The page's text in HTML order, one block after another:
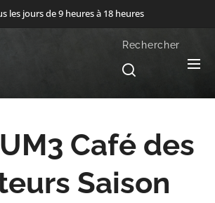
les jours de 9 heures à 18 heures
Rechercher
Café des
Saison